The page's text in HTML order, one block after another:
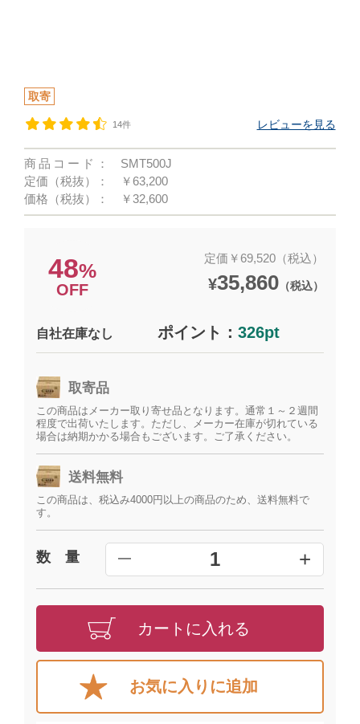
取寄
14件 レビューを見る
商品コード：
SMT500J
定価（税抜）：
￥63,200
価格（税抜）：
￥32,600
48%
OFF
定価￥69,520（税込）
¥35,860（税込）
自社在庫なし ポイント： 326pt
取寄品
この商品はメーカー取り寄せ品となります。通常１～２週間
程度で出荷いたします。ただし、メーカー在庫が切れている
場合は納期かかる場合もございます。ご了承ください。
送料無料
この商品は、税込み4000円以上の商品のため、送料無料で
す。
数 量 ━ 1 +
カートに入れる
お気に入りに追加